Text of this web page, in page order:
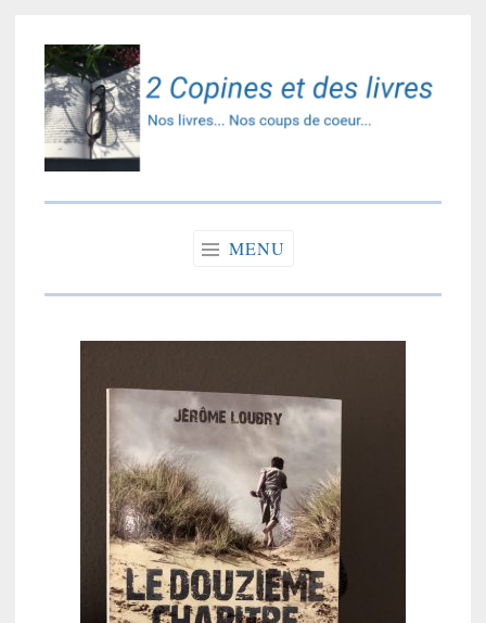
Accéder
au
contenu
principal
2 copines et des
Nos livres… Nos coups de coeur…
MENU